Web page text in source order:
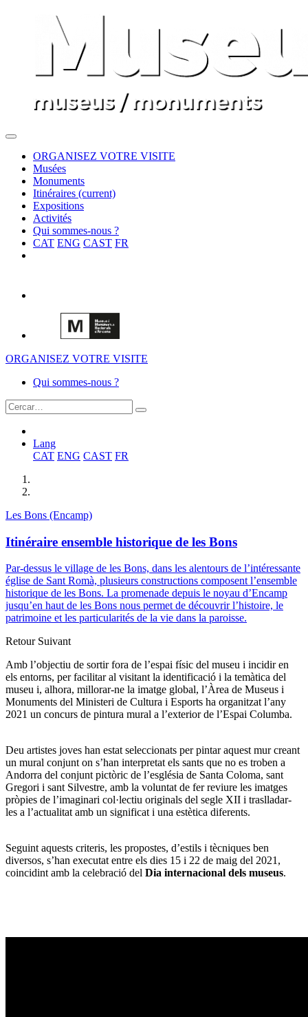
ORGANISEZ VOTRE VISITE
Musées
Monuments
Itinéraires (current)
Expositions
Activités
Qui sommes-nous ?
CAT ENG CAST FR
ORGANISEZ VOTRE VISITE
Qui sommes-nous ?
Lang
CAT ENG CAST FR
Les Bons (Encamp)
Itinéraire ensemble historique de les Bons
Par-dessus le village de les Bons, dans les alentours de l’intéressante
église de Sant Romà, plusieurs constructions composent l’ensemble
historique de les Bons. La promenade depuis le noyau d’Encamp
jusqu’en haut de les Bons nous permet de découvrir l’histoire, le
patrimoine et les particularités de la vie dans la paroisse.
Retour Suivant
Amb l’objectiu de sortir fora de l’espai físic del museu i incidir en
els entorns, per facilitar al visitant la identificació i la temàtica del
museu i, alhora, millorar-ne la imatge global, l’Àrea de Museus i
Monuments del Ministeri de Cultura i Esports ha organitzat l’any
2021 un concurs de pintura mural a l’exterior de l’Espai Columba.
Deu artistes joves han estat seleccionats per pintar aquest mur creant
un mural conjunt on s’han interpretat els sants que no es troben a
Andorra del conjunt pictòric de l’església de Santa Coloma, sant
Gregori i sant Silvestre, amb la voluntat de fer reviure les imatges
pròpies de l’imaginari col·lectiu originals del segle XII i traslladar-
les a l’actualitat amb un significat i una estètica diferents.
Seguint aquests criteris, les propostes, d’estils i tècniques ben
diversos, s’han executat entre els dies 15 i 22 de maig del 2021,
coincidint amb la celebració del Dia internacional dels museus.